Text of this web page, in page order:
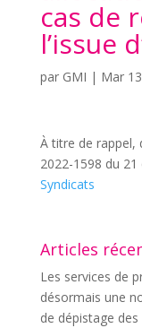
cas de
l’issue
par GMI | Mar
À titre de rappel,
2022-1598 du
Syndicats
Articles
Les services de
désormais une
de dépistage